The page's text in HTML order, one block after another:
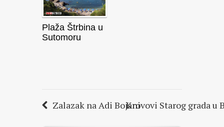
Plaža Štrbina u
Sutomoru
Zalazak na Adi BojaniKrovovi Starog grada u